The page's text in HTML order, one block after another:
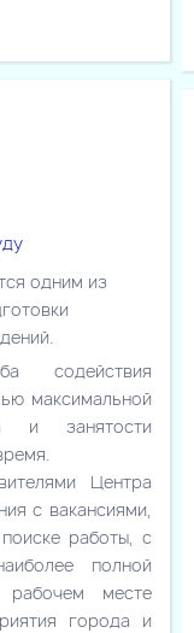
одним из
содействия
максимальной
и занятости
Центра
с вакансиями,
работы, с
полной
месте
города и